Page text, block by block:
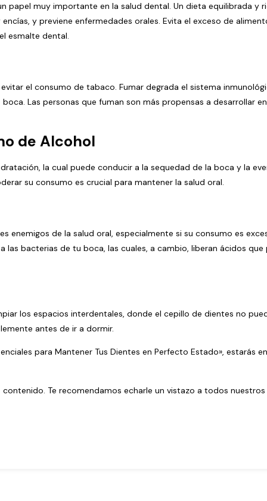
papel muy importante en la salud dental. Un dieta equilibrada y
y previene enfermedades orales. Evita el exceso de
esmalte dental.
el consumo de tabaco. Fumar degrada el sistema
Las personas que fuman son más propensas a desarrollar
de Alcohol
la cual puede conducir a la sequedad de la boca y la
su consumo es crucial para mantener la salud oral.
enemigos de la salud oral, especialmente si su consumo es
las bacterias de tu boca, las cuales, a cambio, liberan ácidos
los espacios interdentales, donde el cepillo de dientes no
antes de ir a dormir.
para Mantener Tus Dientes en Perfecto Estado», estarás
Te recomendamos echarle un vistazo a todos